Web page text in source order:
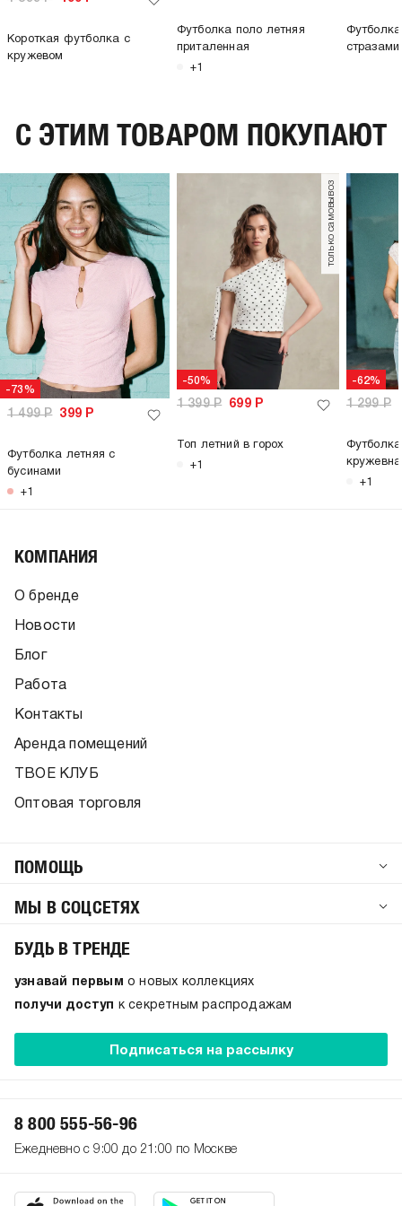
Короткая футболка с
кружевом
Футболка поло летняя
приталенная
+1
стразами
C ЭТИМ ТОВАРОМ ПОКУПАЮТ
-73%
1 499Р 399 Р
Футболка летняя с
бусинами
+1
-50%
только самовывоз
1 399Р 699Р
Топ летний в горох
+1
-62%
1 299Р
+1
КОМПАНИЯ
О бренде
Новости
Блог
Работа
Контакты
Аренда помещений
ТВОЕ КЛУБ
Оптовая торговля
ПОМОЩЬ
МЫ В СОЦСЕТЯХ
БУДЬ В ТРЕНДЕ
узнавай первым о новых коллекциях
получи доступ
к секретным распродажам
Подписаться на рассылку
8 800 555-56-96
Ежедневно с 9:00 до 21:00 по Москве